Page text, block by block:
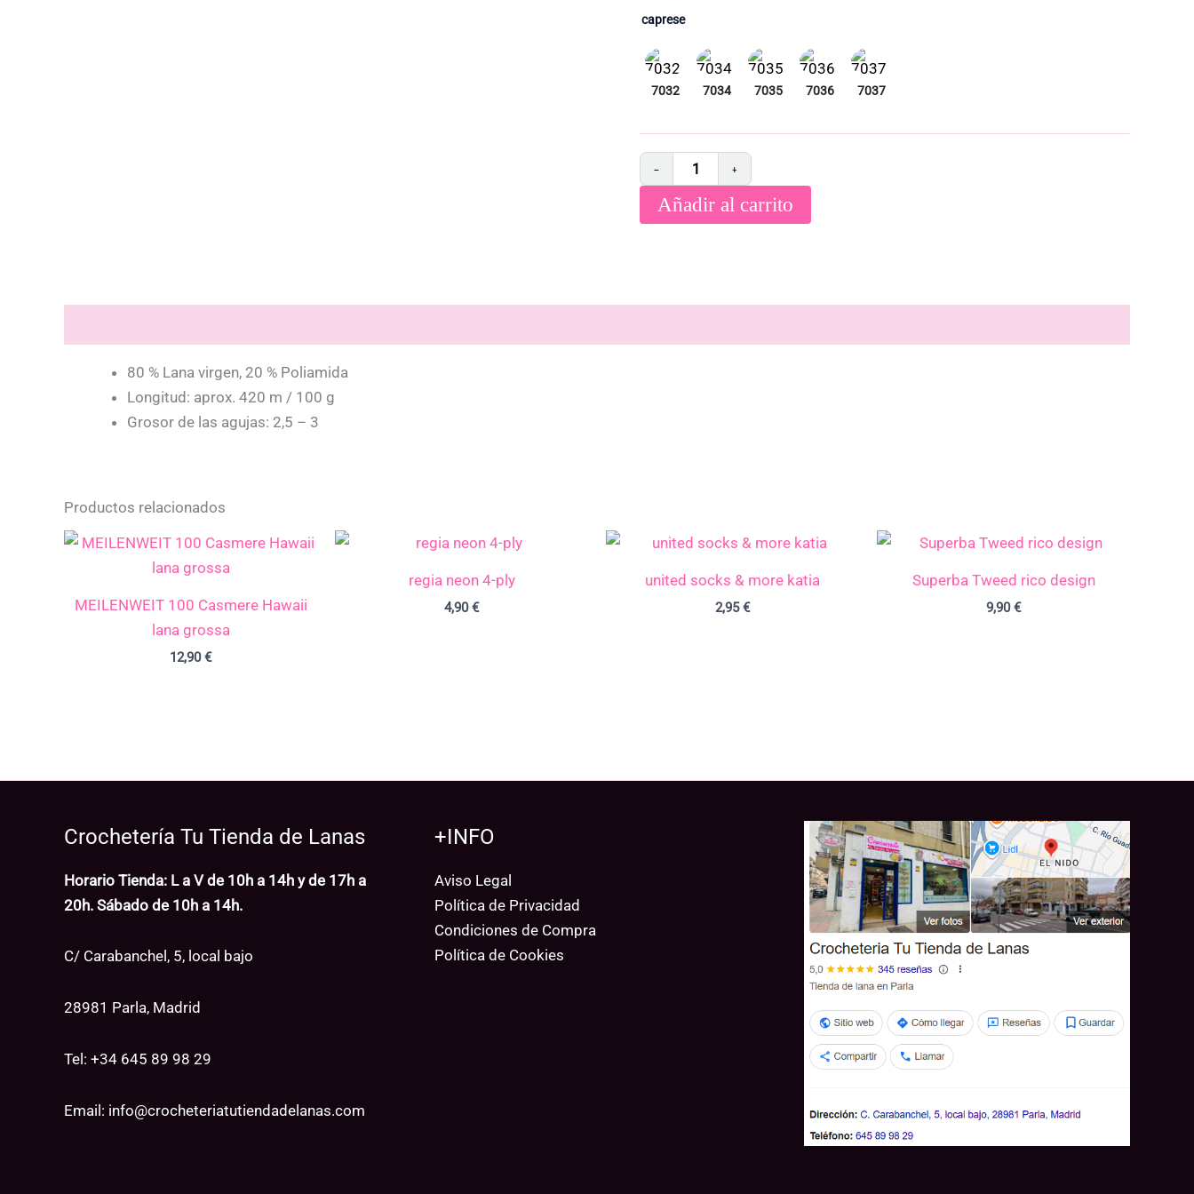
caprese
− +
Añadir al carrito
80 % Lana virgen, 20 % Poliamida
Longitud: aprox. 420 m / 100 g
Grosor de las agujas: 2,5 – 3
Productos relacionados
MEILENWEIT 100 Casmere Hawaii
lana grossa
12,90€
regia neon 4-ply
4,90€
united socks & more katia
2,95€
Superba Tweed rico design
9,90€
Crochetería Tu Tienda de Lanas
Horario Tienda: L a V de 10h a 14h y de 17h a
20h. Sábado de 10h a 14h.
C/ Carabanchel, 5, local bajo
28981 Parla, Madrid
Tel: +34 645 89 98 29
Email: info@crocheteriatutiendadelanas.com
+INFO
Aviso Legal
Política de Privacidad
Condiciones de Compra
Política de Cookies